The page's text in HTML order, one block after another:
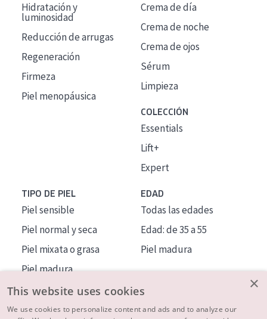
Hidratación y
luminosidad
Reducción de arrugas
Regeneración
Firmeza
Piel menopáusica
Crema de día
Crema de noche
Crema de ojos
Sérum
Limpieza
COLECCIÓN
Essentials
Lift+
Expert
TIPO DE PIEL
Piel sensible
Piel normal y seca
Piel mixata o grasa
Piel madura
Piel expuesta al sol
Piel menopáusica
EDAD
Todas las edades
Edad: de 35 a 55
Piel madura
×
This website uses cookies
We use cookies to personalize content and ads and to analyze our